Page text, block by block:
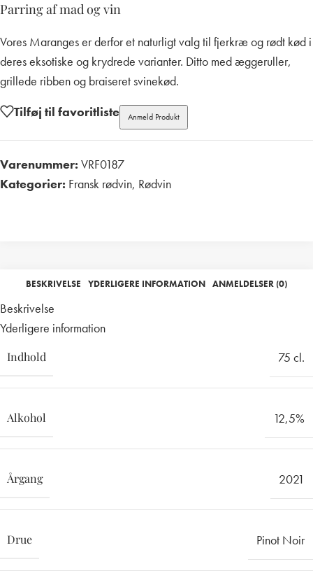
Parring af mad og vin
Vores Maranges er derfor et naturligt valg til fjerkræ og rødt kød i
deres eksotiske og krydrede varianter. Ditto med æggeruller,
grillede ribben og braiseret svinekød.
Tilføj til favoritliste
Anmeld Produkt
Varenummer: VRF0187
Kategorier: Fransk rødvin, Rødvin
BESKRIVELSE YDERLIGERE INFORMATION ANMELDELSER (0)
Beskrivelse
Yderligere information
Indhold 75 cl.
Alkohol 12,5%
Årgang 2021
Drue Pinot Noir